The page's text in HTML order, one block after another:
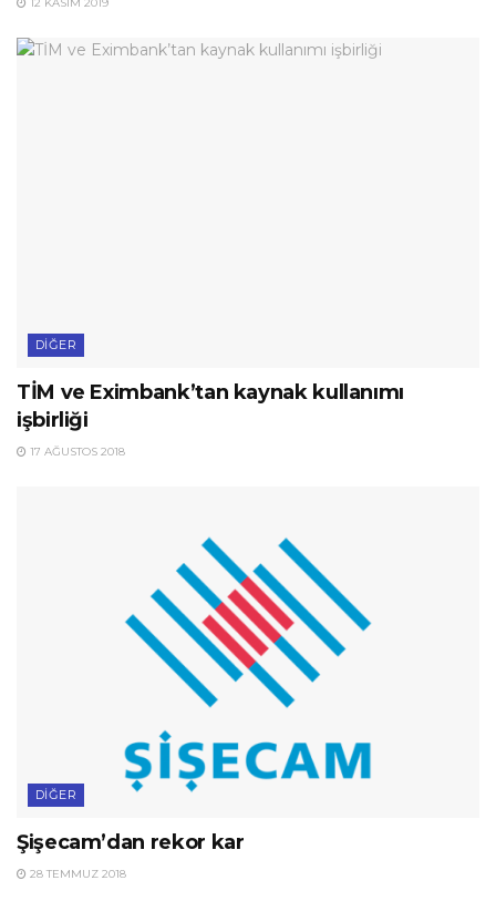
DIĞER
TİM ve Eximbank’tan kaynak kullanımı
işbirliği
17 AĞUSTOS 2018
DIĞER
Şişecam’dan rekor kar
28 TEMMUZ 2018